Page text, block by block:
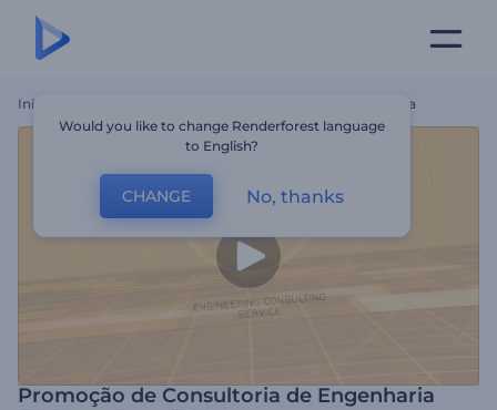
Início Promoção De Consultoria De Engenharia
Promoção de Consultoria de Engenharia
Would you like to change Renderforest language
to English?
CHANGE No, thanks